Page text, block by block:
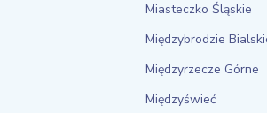
Miasteczko Śląskie
Międzybrodzie
Międzyrzecze Górne
Międzyświeć